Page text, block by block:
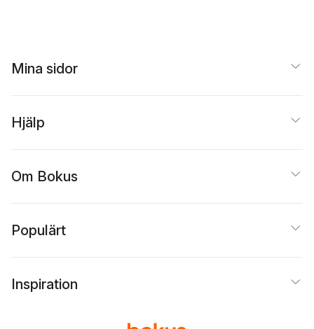
Mina sidor
Hjälp
Om Bokus
Populärt
Inspiration